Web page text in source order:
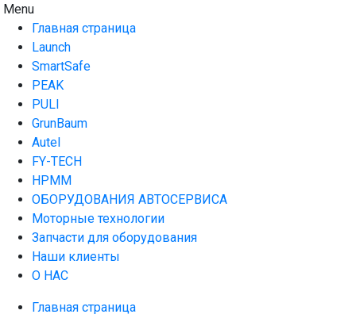
Skip
content
AUTO HOUSE
Технологии автосервиса — официальный дистрибьютор
Launch в Армении,Launch Armenia
Menu
Главная страница
Launch
SmartSafe
PEAK
PULI
GrunBaum
Autel
FY-TECH
HPMM
ОБОРУДОВАНИЯ АВТОСЕРВИСА
Моторные технологии
Запчасти для оборудования
Наши клиенты
О НАС
Главная страница